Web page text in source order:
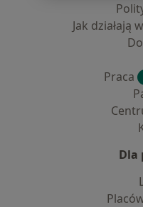
Jak działają
Praca
Dla